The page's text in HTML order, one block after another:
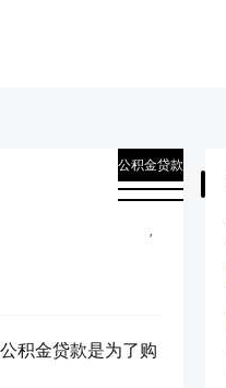
公积金贷款
知识
,
积金贷款是为了购